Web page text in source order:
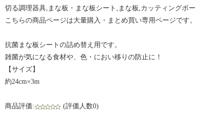
切る調理器具,まな板・まな板シート,まな板,カッティングボー
こちらの商品ページは大量購入・まとめ買い専用ページです。
抗菌まな板シートの詰め替え用です。
雑菌が気になる食材や、色・におい移りの防止に！
【サイズ】
約24cm×3m
商品評価: (評価人数0)